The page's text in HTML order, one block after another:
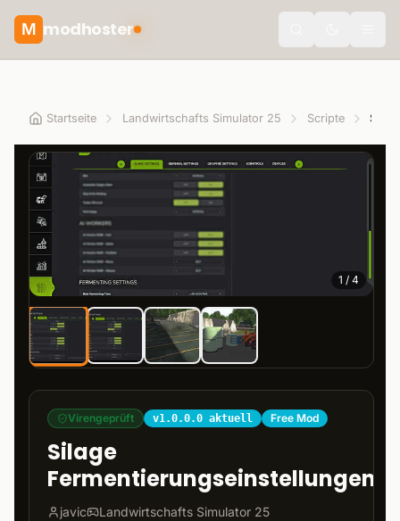
M modhoster
Startseite Landwirtschafts Simulator 25 Scripte
1 / 4
Virengeprüft v1.0.0.0 aktuell Free Mod
Silage
Fermentierungseinstellungen
javic
Landwirtschafts Simulator 25